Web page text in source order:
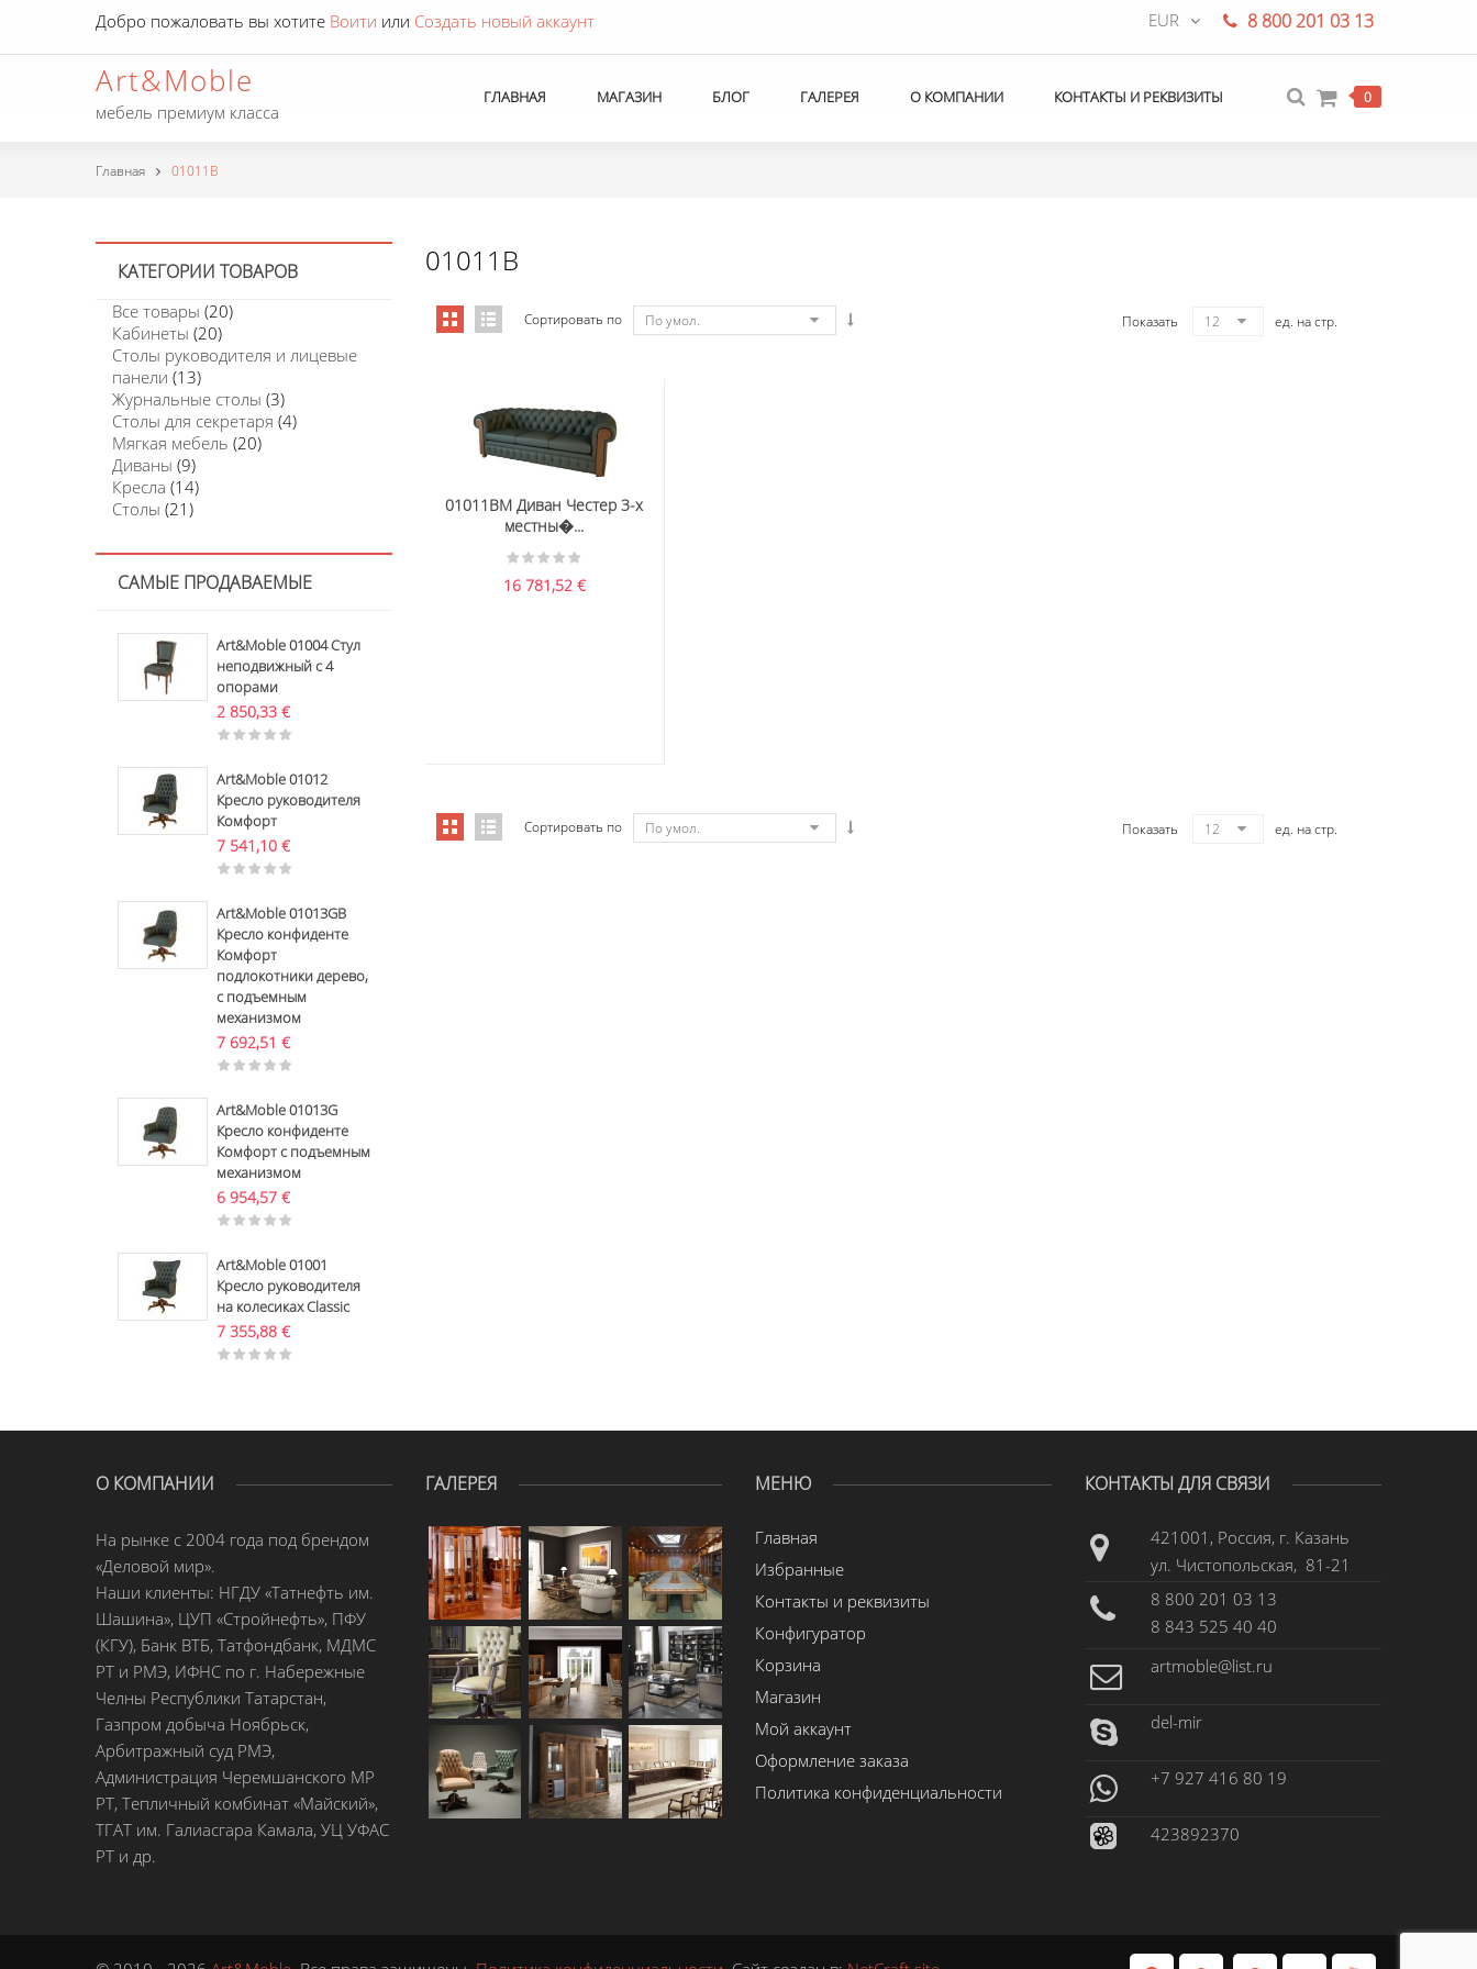
Добро пожаловать вы хотите Воити или Создать новый аккаунт 8 800 201 03 13
EUR
Art&Moble
мебель премиум класса
0
ГЛАВНАЯ МАГАЗИН БЛОГ ГАЛЕРЕЯ О КОМПАНИИ КОНТАКТЫ И РЕКВИЗИТЫ
Главная 01011B
КАТЕГОРИИ ТОВАРОВ
Все товары (20)
Кабинеты (20)
Столы руководителя и лицевые
панели (13)
Журнальные столы (3)
Столы для секретаря (4)
Мягкая мебель (20)
Диваны (9)
Кресла (14)
Столы (21)
САМЫЕ ПРОДАВАЕМЫЕ
Art&Moble 01004 Стул
неподвижный с 4
опорами
2 850,33 €
Art&Moble 01012
Кресло руководителя
Комфорт
7 541,10 €
Art&Moble 01013GB
Кресло конфиденте
Комфорт
подлокотники дерево,
с подъемным
механизмом
7 692,51 €
Art&Moble 01013G
Кресло конфиденте
Комфорт с подъемным
механизмом
6 954,57 €
Art&Moble 01001
Кресло руководителя
на колесиках Classic
7 355,88 €
01011B
Сортировать по По умол. Показать 12 ед. на стр.
01011BM Диван Честер 3-х
местны�...
16 781,52 €
Сортировать по По умол. Показать 12 ед. на стр.
О КОМПАНИИ
На рынке с 2004 года под брендом
«Деловой мир».
Наши клиенты: НГДУ «Татнефть им.
Шашина», ЦУП «Стройнефть», ПФУ
(КГУ), Банк ВТБ, Татфондбанк, МДМС
РТ и РМЭ, ИФНС по г. Набережные
Челны Республики Татарстан,
Газпром добыча Ноябрьск,
Арбитражный суд РМЭ,
Администрация Черемшанского МР
РТ, Тепличный комбинат «Майский»,
ТГАТ им. Галиасгара Камала, УЦ УФАС
РТ и др.
ГАЛЕРЕЯ МЕНЮ
Главная
Избранные
Контакты и реквизиты
Конфигуратор
Корзина
Магазин
Мой аккаунт
Оформление заказа
Политика конфиденциальности
КОНТАКТЫ ДЛЯ СВЯЗИ
421001, Россия, г. Казань
ул. Чистопольская, 81-21
8 800 201 03 13
8 843 525 40 40
artmoble@list.ru
del-mir
+7 927 416 80 19
423892370